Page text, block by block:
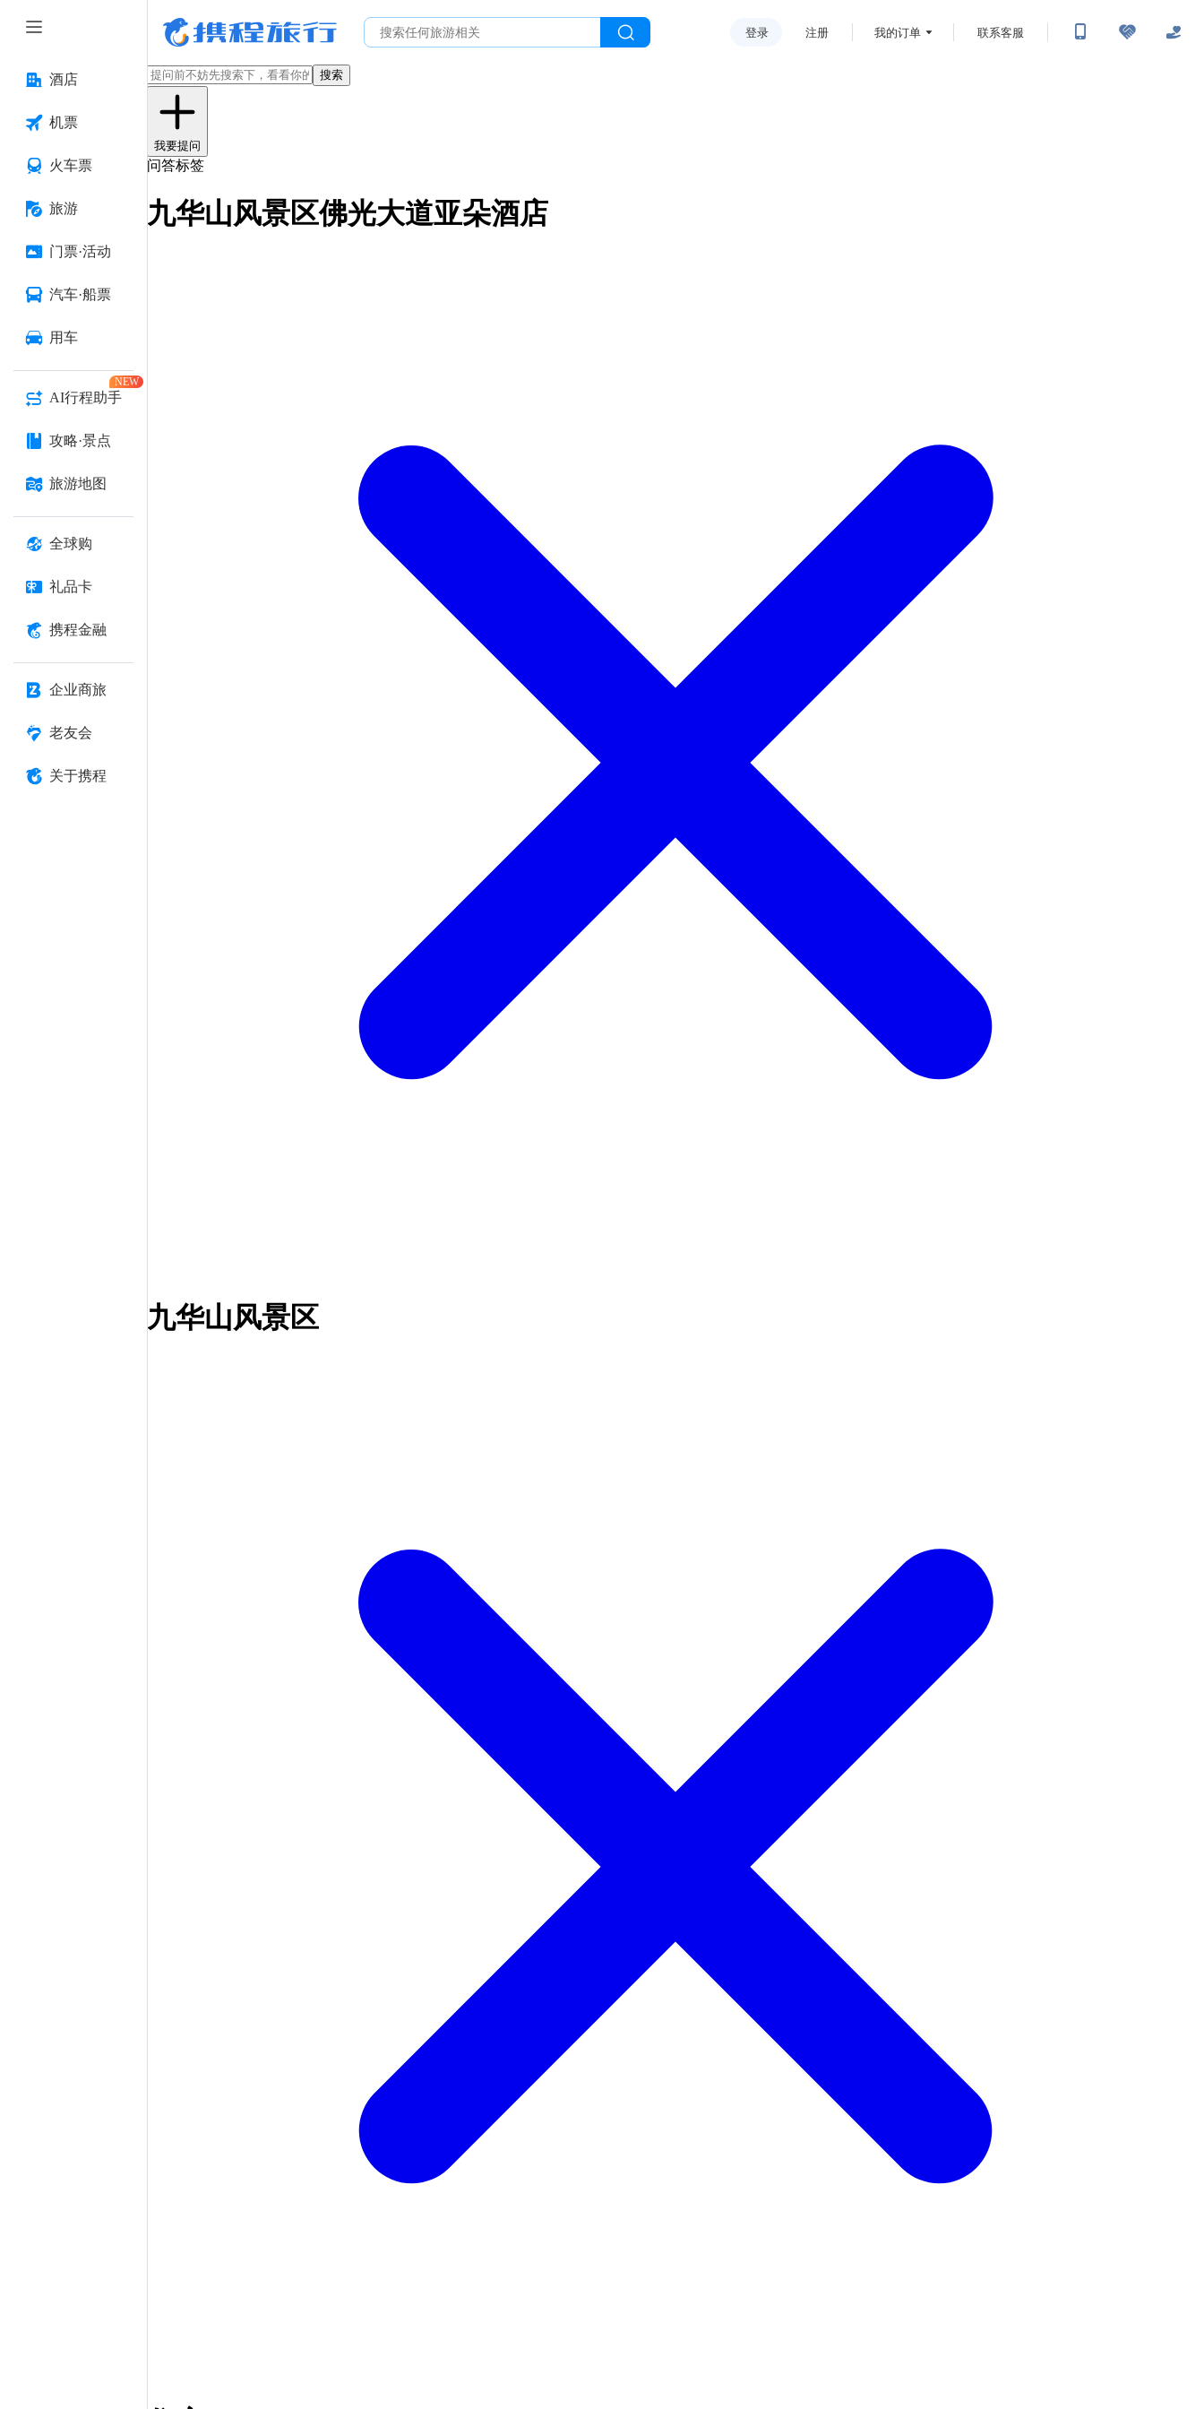
酒店
机票
火车票
旅游
门票·活动
汽车·船票
用车
AI行程助手
NEW
攻略·景点
旅游地图
全球购
礼品卡
携程金融
企业商旅
老友会
关于携程
登录 注册 我的订单 联系客服
搜索
我要提问
问答标签
九华山风景区佛光大道亚朵酒店
九华山风景区